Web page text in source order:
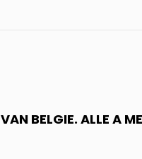
VAN BELGIE. ALLE A